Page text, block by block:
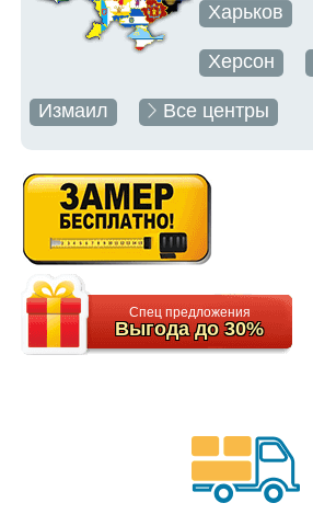
Харьков
Херсон
Измаил Все центры
Спец предложения
Выгода до 30%